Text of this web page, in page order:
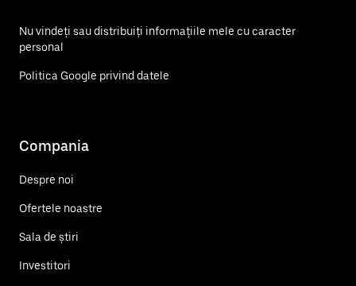
Nu vindeți sau distribuiți informațiile mele cu caracter
personal
Politica Google privind datele
Compania
Despre noi
Ofertele noastre
Sala de știri
Investitori